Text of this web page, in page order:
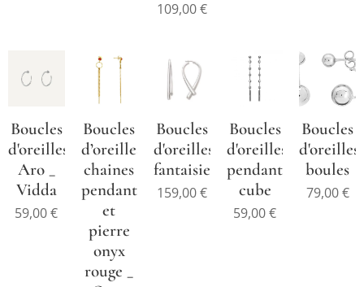
109,00€
Boucles
d'oreilles
Aro _
Vidda
59,00€
Boucles
d’oreilles
chaines
pendantes
et
pierre
onyx
rouge _
Boucles
d'oreilles
fantaisie
159,00€
Boucles
d'oreilles
pendante
cube
59,00€
Boucles
d'oreilles
boules
79,00€